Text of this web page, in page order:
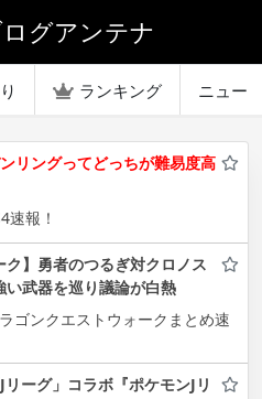
グアンテナ
ランキング ニュー
リングってどっちが難易度高
速報！
ク】勇者のつるぎ対クロノス
い武器を巡り議論が白熱
ラゴンクエストウォークまとめ速
リーグ」コラボ『ポケモンJリ